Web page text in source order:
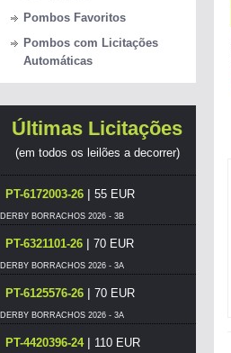
Pombos Favoritos
Pombos com Licitações
Automáticas
Últimas Licitações
(em todos os leilões a decorrer)
PT-6172003-26 | 55 EUR
DERBY BORRACHOS 2026 - 3B
PT-6321101-26 | 70 EUR
DERBY BORRACHOS 2026 - 3A
PT-6125576-26 | 70 EUR
DERBY BORRACHOS 2026 - 3A
PT-4420396-24| 110 EUR